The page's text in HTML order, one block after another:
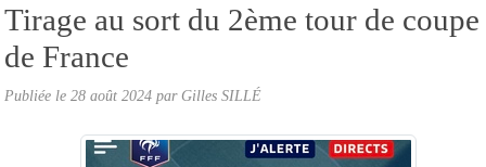
Tirage au sort du 2ème tour de coupe
de France
Publiée le 28 août 2024 par Gilles SILLÉ